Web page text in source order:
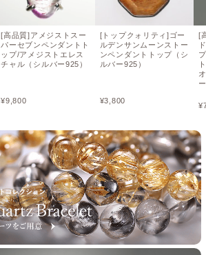
[高品質]アメジストスー
パーセブンペンダントト
ップ/アメジストエレス
チャル（シルバー925）
¥9,800
[トップクォリティ]ゴー
ルデンサンムーンストー
ンペンダントトップ（シ
ルバー925）
¥3,800
[
¥